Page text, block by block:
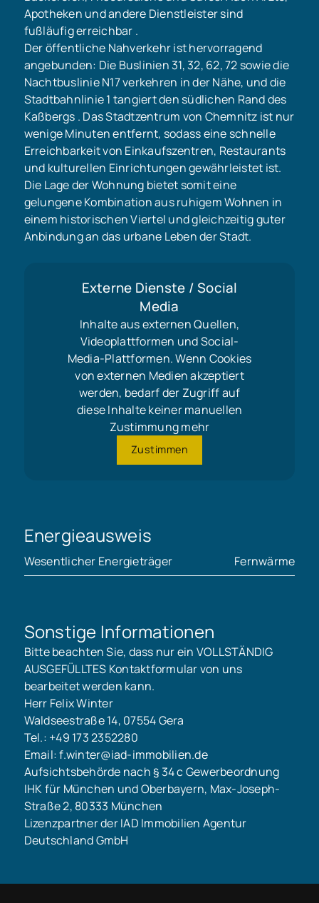
Apotheken und andere Dienstleister sind
fußläufig erreichbar .
Der öffentliche Nahverkehr ist hervorragend
angebunden: Die Buslinien 31, 32, 62, 72 sowie die
Nachtbuslinie N17 verkehren in der Nähe, und die
Stadtbahnlinie 1 tangiert den südlichen Rand des
Kaßbergs . Das Stadtzentrum von Chemnitz ist nur
wenige Minuten entfernt, sodass eine schnelle
Erreichbarkeit von Einkaufszentren, Restaurants
und kulturellen Einrichtungen gewährleistet ist.
Die Lage der Wohnung bietet somit eine
gelungene Kombination aus ruhigem Wohnen in
einem historischen Viertel und gleichzeitig guter
Anbindung an das urbane Leben der Stadt.
Externe Dienste / Social
Media
Inhalte aus externen Quellen,
Videoplattformen und Social-
Media-Plattformen. Wenn Cookies
von externen Medien akzeptiert
werden, bedarf der Zugriff auf
diese Inhalte keiner manuellen
Zustimmung mehr
Zustimmen
Energieausweis
Wesentlicher Energieträger Fernwärme
Sonstige Informationen
Bitte beachten Sie, dass nur ein VOLLSTÄNDIG
AUSGEFÜLLTES Kontaktformular von uns
bearbeitet werden kann.
Herr Felix Winter
Waldseestraße 14, 07554 Gera
Tel.: +49 173 2352280
Email: f.winter@iad-immobilien.de
Aufsichtsbehörde nach § 34 c Gewerbeordnung
IHK für München und Oberbayern, Max-Joseph-
Straße 2, 80333 München
Lizenzpartner der IAD Immobilien Agentur
Deutschland GmbH